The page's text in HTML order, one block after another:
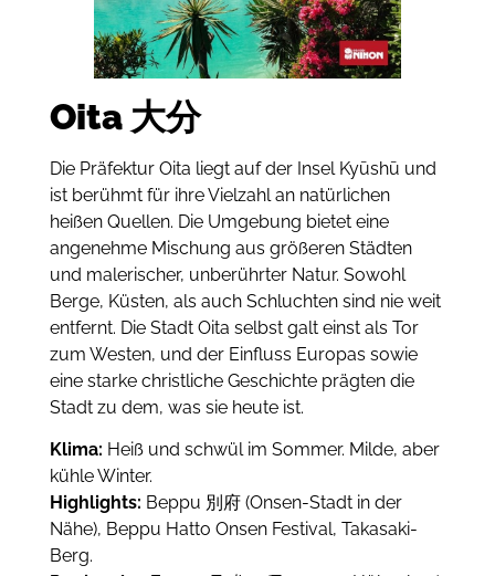
Oita 大分
Die Präfektur Oita liegt auf der Insel Kyūshū und
ist berühmt für ihre Vielzahl an natürlichen
heißen Quellen. Die Umgebung bietet eine
angenehme Mischung aus größeren Städten
und malerischer, unberührter Natur. Sowohl
Berge, Küsten, als auch Schluchten sind nie weit
entfernt. Die Stadt Oita selbst galt einst als Tor
zum Westen, und der Einfluss Europas sowie
eine starke christliche Geschichte prägten die
Stadt zu dem, was sie heute ist.
Klima: Heiß und schwül im Sommer. Milde, aber
kühle Winter.
Highlights: Beppu 別府 (Onsen-Stadt in der
Nähe), Beppu Hatto Onsen Festival, Takasaki-
Berg.